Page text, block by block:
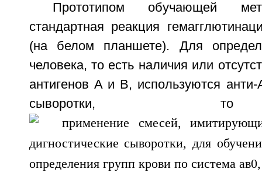
Прототипом обучающей
стандартная реакция
(на белом планшете). Для
человека, то есть наличия или
антигенов A и B, используются
сыворотки,